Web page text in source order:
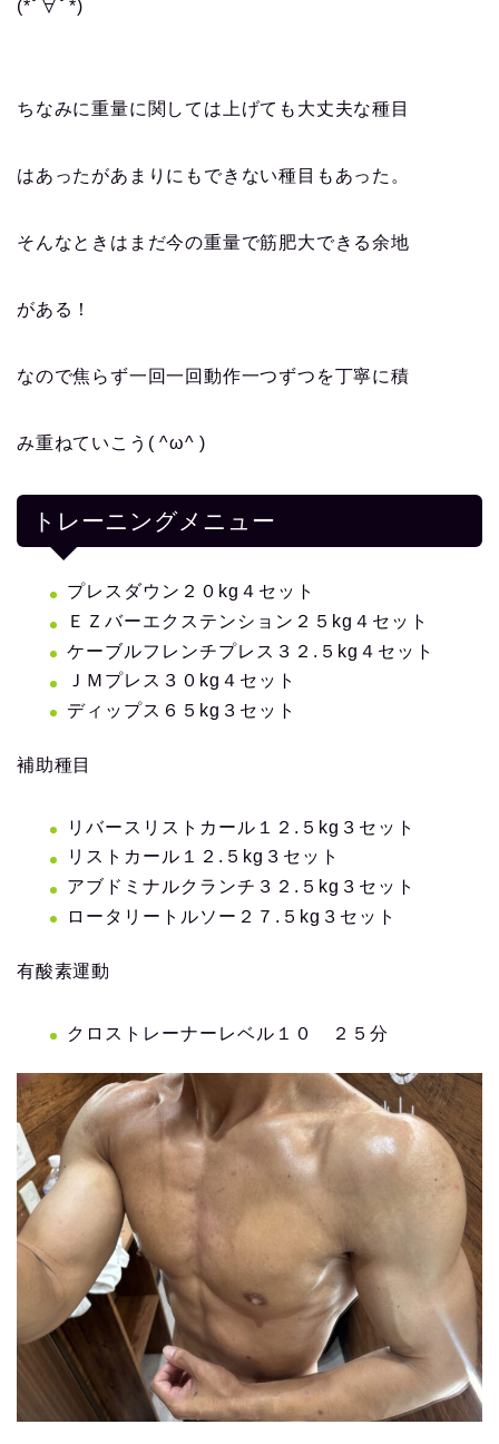
(*ﾟ∀ﾟ*)
ちなみに重量に関しては上げても大丈夫な種目
はあったがあまりにもできない種目もあった。
そんなときはまだ今の重量で筋肥大できる余地
がある！
なので焦らず一回一回動作一つずつを丁寧に積
み重ねていこう( ^ω^ )
トレーニングメニュー
プレスダウン２０kg４セット
ＥＺバーエクステンション２５kg４セット
ケーブルフレンチプレス３２.５kg４セット
ＪＭプレス３０kg４セット
ディップス６５kg３セット
補助種目
リバースリストカール１２.５kg３セット
リストカール１２.５kg３セット
アブドミナルクランチ３２.５kg３セット
ロータリートルソー２７.５kg３セット
有酸素運動
クロストレーナーレベル１０ ２５分